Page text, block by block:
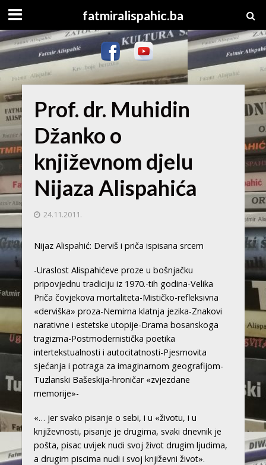
fatmiralispahic.ba
Prof. dr. Muhidin
Džanko o
književnom djelu
Nijaza Alispahića
24.11.2011.
Nijaz Alispahić: Derviš i priča ispisana srcem
-Uraslost Alispahićeve proze u bošnjačku
pripovjednu tradiciju iz 1970.-tih godina-Velika
Priča čovjekova mortaliteta-Mističko-refleksivna
«derviška» proza-Nemirna klatnja jezika-Znakovi
narativne i estetske utopije-Drama bosanskoga
tragizma-Postmodernistička poetika
intertekstualnosti i autocitatnosti-Pjesmovita
sjećanja i potraga za imaginarnom geografijom-
Tuzlanski Bašeskija-hroničar «zvjezdane
memorije»-
«… jer svako pisanje o sebi, i u «životu, i u
književnosti, pisanje je drugima, svaki dnevnik je
pošta, pisac uvijek nudi svoj život drugim ljudima,
a drugim piscima nudi i svoj književni život».